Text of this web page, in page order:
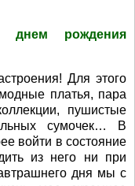
днем рождения
Для этого
платья, пара
пушистые
сумочек… В
войти в состояние
из него ни при
дня мы с